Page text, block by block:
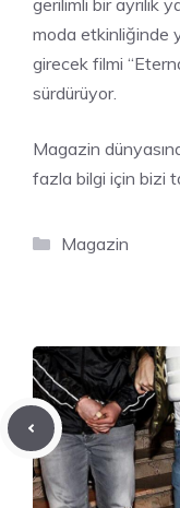
gerilimli bir ayrılık
moda etkinliğinde
girecek filmi
sürdürüyor.
Magazin
fazla bilgi için bizi
Kategoriler
Magazin